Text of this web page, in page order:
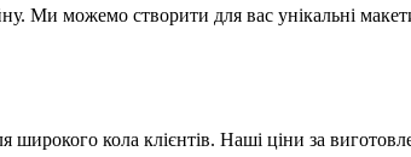
Ми можемо створити для вас унікальні
кола клієнтів. Наші ціни за